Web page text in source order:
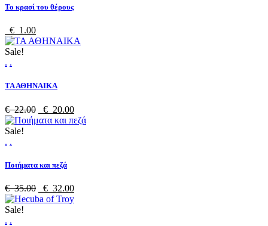
Το κρασί του θέρους
€ 1.00
Sale!
. .
ΤΑ ΑΘΗΝΑΙΚΑ
€ 22.00 € 20.00
Sale!
. .
Ποιήματα και πεζά
€ 35.00 € 32.00
Sale!
. .